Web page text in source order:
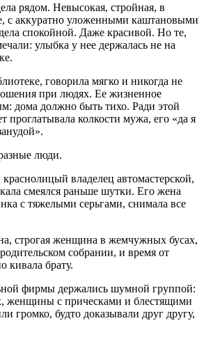
рядом. Невысокая, стройная, в
с аккуратно уложенными каштановыми
спокойной. Даже красивой. Но те,
улыбка у нее держалась не на
говорила мягко и никогда не
при людях. Ее жизненное
дома должно быть тихо. Ради этой
проглатывала колкости мужа, его «да я
люди.
владелец автомастерской,
смеялся раньше шутки. Его жена
с тяжелыми серьгами, снимала все
строгая женщина в жемчужных бусах,
собрании, и время от
кивала брату.
фирмы держались шумной группой:
женщины с прическами и блестящими
громко, будто доказывали друг другу,